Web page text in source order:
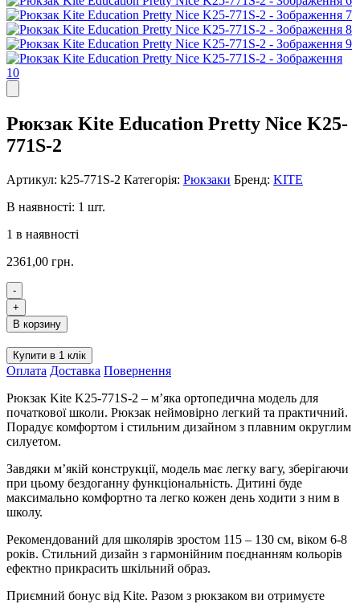
Рюкзак Kite Education Pretty Nice K25-
771S-2
Артикул: k25-771S-2 Категорія: Рюкзаки Бренд: KITE
В наявності: 1 шт.
1 в наявності
2361,00 грн.
-
Рюкзак
Kite
Education
Pretty
Nice
K25-
771S-
2
кількість
+
В корзину
Купити в 1 клік
Оплата Доставка Повернення
Рюкзак Kite K25-771S-2 – м’яка ортопедична модель для
початкової школи. Рюкзак неймовірно легкий та практичний.
Порадує комфортом і стильним дизайном з плавним округлим
силуетом.
Завдяки м’якій конструкції, модель має легку вагу, зберігаючи
при цьому бездоганну функціональність. Дитині буде
максимально комфортно та легко кожен день ходити з ним в
школу.
Рекомендований для школярів зростом 115 – 130 см, віком 6-8
років. Стильний дизайн з гармонійним поєднанням кольорів
ефектно прикрасить шкільний образ.
Приємний бонус від Kite. Разом з рюкзаком ви отримуєте